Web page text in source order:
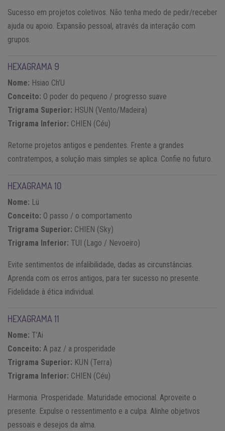
Sucesso em projetos coletivos. Não tenha medo de pedir/receber
ajuda ou apoio. Expansão pessoal, através da interação com
grupos.
HEXAGRAMA 9
Nome: Hsiao Ch’U
Conceito: O poder do pequeno / progresso suave
Trigrama Superior: HSUN (Vento/Madeira)
Trigrama Inferior: CHIEN (Céu)
Retorne projetos antigos e pendentes. Frente a grandes
contratempos, a solução mais simples se aplica. Confie no futuro.
HEXAGRAMA 10
Nome: Lü
Conceito: O passo / o comportamento
Trigrama Superior: CHIEN (Sky)
Trigrama Inferior: TUI (Lago / Nevoeiro)
Evite sentimentos de infalibilidade, dadas as circunstâncias.
Aprenda com os erros antigos, para ter sucesso no presente.
Fidelidade à ética individual.
HEXAGRAMA 11
Nome: T’Ai
Conceito: A paz / a prosperidade
Trigrama Superior: KUN (Terra)
Trigrama Inferior: CHIEN (Céu)
Harmonia. Prosperidade. Maturidade emocional. Aproveite o
presente. Expulse o ressentimento e a culpa. Alinhe objetivos
pessoais e desejos da alma.